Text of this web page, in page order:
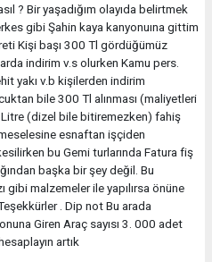
? Bir yaşadığım olayıda belirtmek
gibi Şahin kaya kanyonuına gittim
Kişi başı 300 Tl gördüğümüz
indirim v.s olurken Kamu pers.
yakı v.b kişilerden indirim
bile 300 Tl alınması (maliyetleri
Litre (dizel bile bitiremezken) fahiş
esnaftan işçiden
bu Gemi turlarında Fatura fiş
başka bir şey değil. Bu
gibi malzemeler ile yapılırsa önüne
. Dip not Bu arada
Giren Araç sayısı 3. 000 adet
artık